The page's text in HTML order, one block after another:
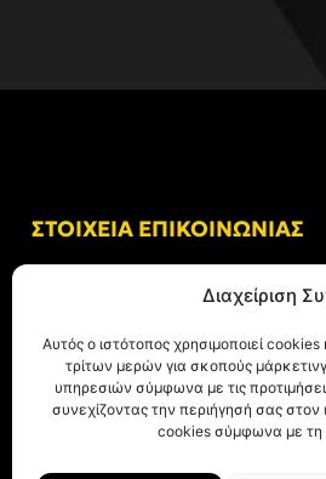
Διαχείριση
Αυτός ο ιστότοπος χρησιμοποιεί
τρίτων μερών για σκοπούς
υπηρεσιών σύμφωνα με τις
συνεχίζοντας την περιήγησή σας
cookies σύμφωνα με τη
ΣΤΟΙΧΕΙΑ ΕΠΙΚΟΙΝΩΝΙΑΣ
Αλκμήνης 69, Χαριλάου
Τ.Κ. 54249 Θεσσαλονίκη
Tηλ. Επικοινωνίας:+30 (2310)
E-mail:
info@aris.gr